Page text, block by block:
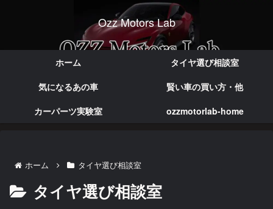
実体験で語る本音のカー情報
Ozz Motors Lab
ホーム
タイヤ選び相談室
気になるあの車
賢い車の買い方・他
カーパーツ実験室
ozzmotorlab-home
ホーム タイヤ選び相談室
タイヤ選び相談室